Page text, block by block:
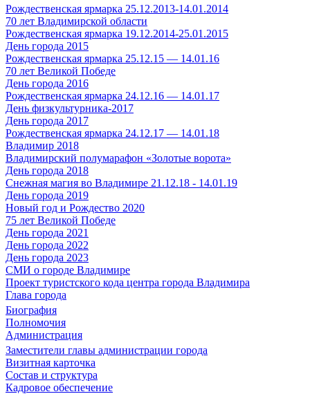
Рождественская ярмарка 25.12.2013-14.01.2014
70 лет Владимирской области
Рождественская ярмарка 19.12.2014-25.01.2015
День города 2015
Рождественская ярмарка 25.12.15 — 14.01.16
70 лет Великой Победе
День города 2016
Рождественская ярмарка 24.12.16 — 14.01.17
День физкультурника-2017
День города 2017
Рождественская ярмарка 24.12.17 — 14.01.18
Владимир 2018
Владимирский полумарафон «Золотые ворота»
День города 2018
Снежная магия во Владимире 21.12.18 - 14.01.19
День города 2019
Новый год и Рождество 2020
75 лет Великой Победе
День города 2021
День города 2022
День города 2023
СМИ о городе Владимире
Проект туристского кода центра города Владимира
Глава города
Биография
Полномочия
Администрация
Заместители главы администрации города
Визитная карточка
Состав и структура
Кадровое обеспечение